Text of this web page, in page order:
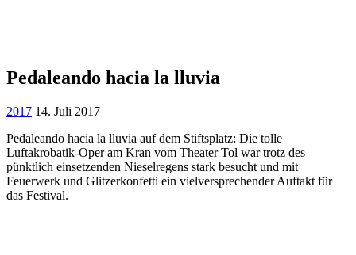
Pedaleando hacia la lluvia
2017 14. Juli 2017
Pedaleando hacia la lluvia auf dem Stiftsplatz: Die tolle
Luftakrobatik-Oper am Kran vom Theater Tol war trotz des
pünktlich einsetzenden Nieselregens stark besucht und mit
Feuerwerk und Glitzerkonfetti ein vielversprechender Auftakt für
das Festival.